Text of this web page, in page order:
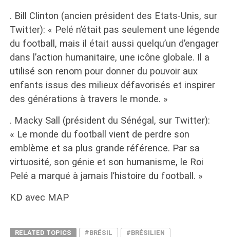
. Bill Clinton (ancien président des Etats-Unis, sur
Twitter): « Pelé n’était pas seulement une légende
du football, mais il était aussi quelqu’un d’engager
dans l’action humanitaire, une icône globale. Il a
utilisé son renom pour donner du pouvoir aux
enfants issus des milieux défavorisés et inspirer
des générations à travers le monde. »
. Macky Sall (président du Sénégal, sur Twitter):
« Le monde du football vient de perdre son
emblème et sa plus grande référence. Par sa
virtuosité, son génie et son humanisme, le Roi
Pelé a marqué à jamais l’histoire du football. »
KD avec MAP
RELATED TOPICS #BRÉSIL
#BRÉSILIEN